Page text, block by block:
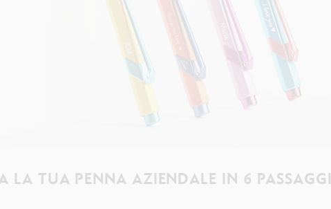
LA TUA PENNA AZIENDALE IN 6 PASSAGGI